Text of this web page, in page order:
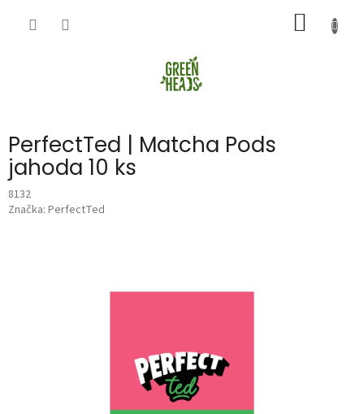
KOŠÍK
PerfectTed | Matcha Pods
jahoda 10 ks
8132
Značka: PerfectTed